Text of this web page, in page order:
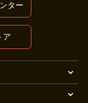
ター
ア